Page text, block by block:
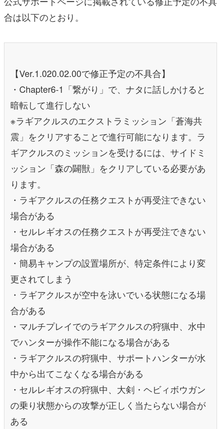
合は以下のとおり。
【Ver.1.020.02.00で修正予定の不具合】
・Chapter6-1「繋がり」で、ナタに話しかけると
暗転して進行しない
※ラギアクルスのエクストラミッション「蒼海共
震」をクリアすることで進行可能になります。ラ
ギアクルスのミッションを受けるには、サイドミ
ッション「森の闢獣」をクリアしている必要があ
ります。
・ラギアクルスの任務クエストが再受注できない
場合がある
・セルレギオスの任務クエストが再受注できない
場合がある
・簡易キャンプの設置場所が、特定条件により変
更されてしまう
・ラギアクルスが空中を泳いでいる状態になる場
合がある
・マルチプレイでのラギアクルスの狩猟中、水中
でハンターが操作不能になる場合がある
・ラギアクルスの狩猟中、サポートハンターが水
中から出てこなくなる場合がある
・セルレギオスの狩猟中、大剣・ヘビィボウガン
の乗り状態からの攻撃が正しく当たらない場合が
ある